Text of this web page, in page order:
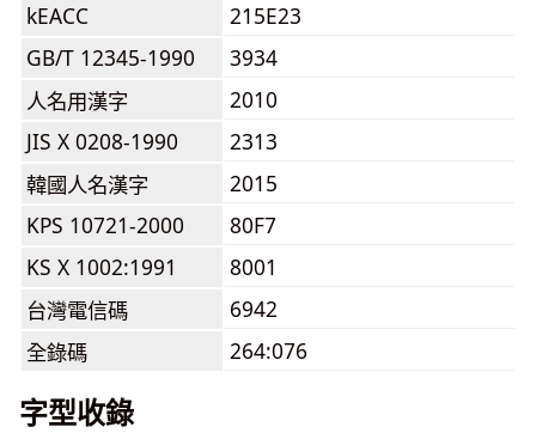
kEACC
215E23
GB/T 12345-1990
3934
人名用漢字
2010
JIS X 0208-1990
2313
韓國人名漢字
2015
KPS 10721-2000
80F7
KS X 1002:1991
8001
台灣電信碼
6942
全錄碼
264:076
字型收錄